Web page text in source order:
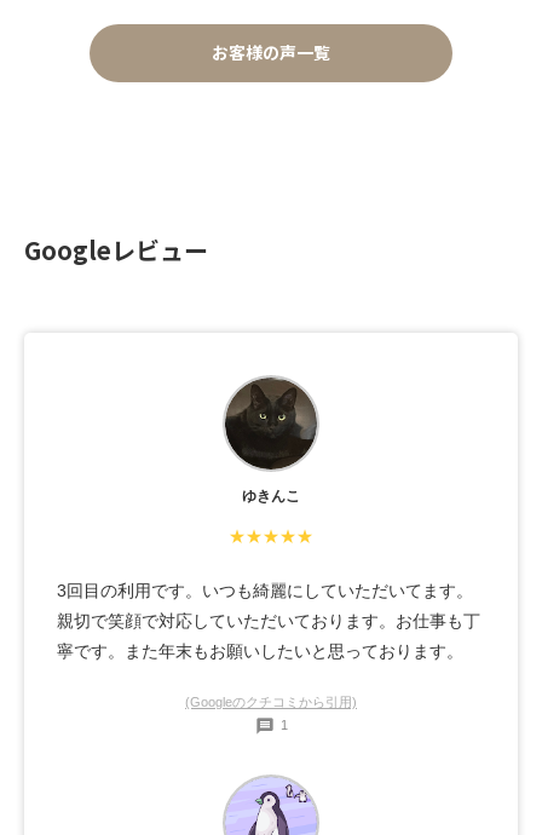
お客様の声一覧
Googleレビュー
ゆきんこ
★★★★★
3回目の利用です。いつも綺麗にしていただいてます。
親切で笑顔で対応していただいております。お仕事も丁
寧です。また年末もお願いしたいと思っております。
(Googleのクチコミから引用)
1